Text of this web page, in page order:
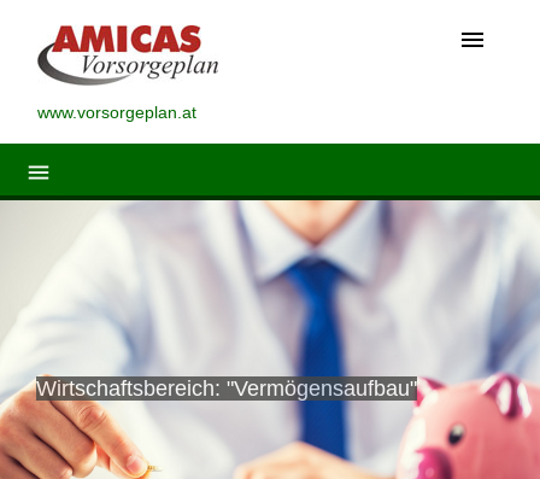
menu
www.vorsorgeplan.at
menu
Wirtschaftsbereich: "Vermögensaufbau"